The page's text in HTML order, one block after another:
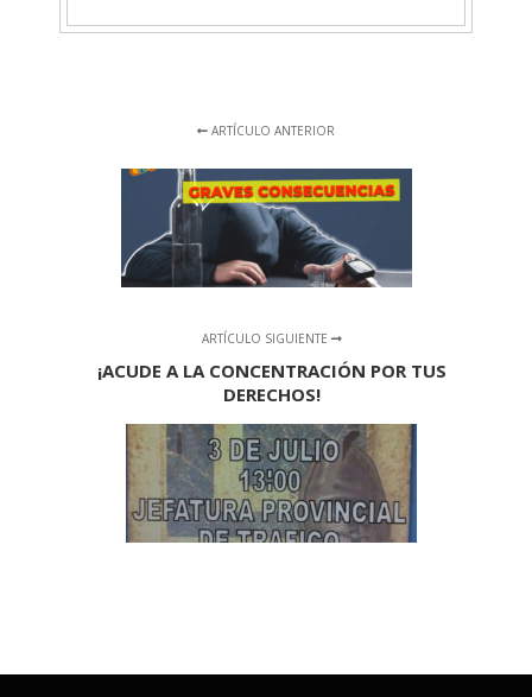
ARTÍCULO ANTERIOR
ARTÍCULO SIGUIENTE
¡ACUDE A LA CONCENTRACIÓN POR TUS
DERECHOS!